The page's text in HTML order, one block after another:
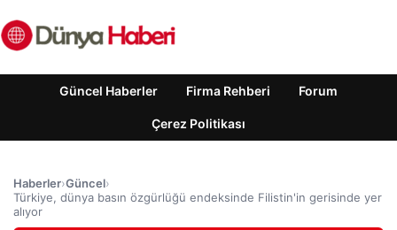
Güncel Haberler Firma Rehberi Forum
Çerez Politikası
Haberler›Güncel›
Türkiye, dünya basın özgürlüğü endeksinde Filistin'in gerisinde yer
alıyor